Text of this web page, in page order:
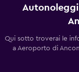
Qui sotto troverai le
a Aeroporto di